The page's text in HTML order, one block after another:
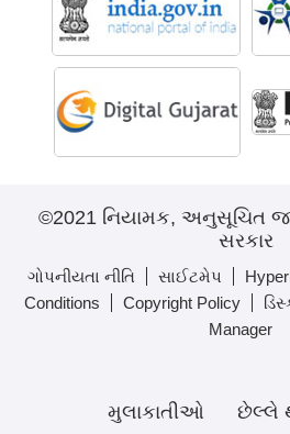
©2021 નિયામક, અનુસૂચિત
સરકાર
ગોપનીયતા નીતિ સાઈટમેપ
Conditions
Copyright Policy
Manager
મુલાકાતીઓ
છેલ્લે